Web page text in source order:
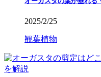
2025/2/25
観葉植物